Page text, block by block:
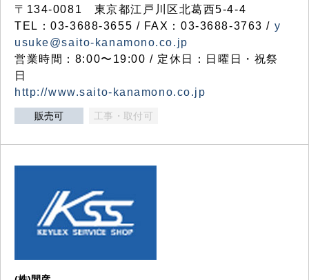
〒134-0081 東京都江戸川区北葛西5-4-4
TEL：03-3688-3655 / FAX：03-3688-3763 / y
usuke@saito-kanamono.co.jp
営業時間：8:00〜19:00 / 定休日：日曜日・祝祭
日
http://www.saito-kanamono.co.jp
販売可 工事・取付可